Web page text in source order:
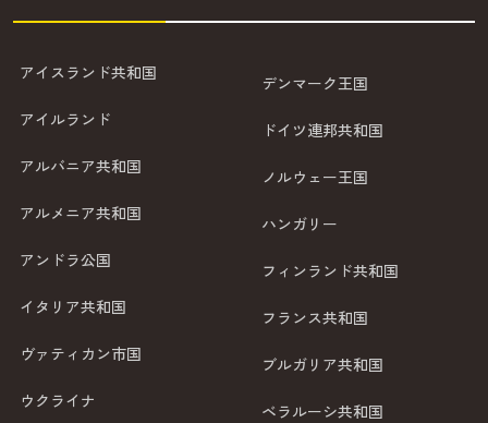
アイスランド共和国
アイルランド
アルバニア共和国
アルメニア共和国
アンドラ公国
イタリア共和国
ヴァティカン市国
ウクライナ
デンマーク王国
ドイツ連邦共和国
ノルウェー王国
ハンガリー
フィンランド共和国
フランス共和国
ブルガリア共和国
ベラルーシ共和国